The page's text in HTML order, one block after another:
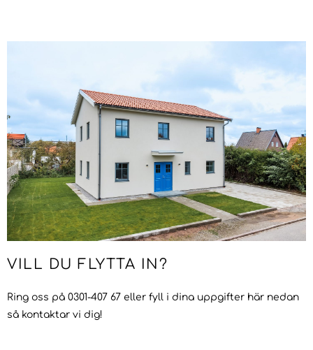
VILL DU FLYTTA IN?
Ring oss på 0301-407 67 eller fyll i dina uppgifter här nedan
så kontaktar vi dig!